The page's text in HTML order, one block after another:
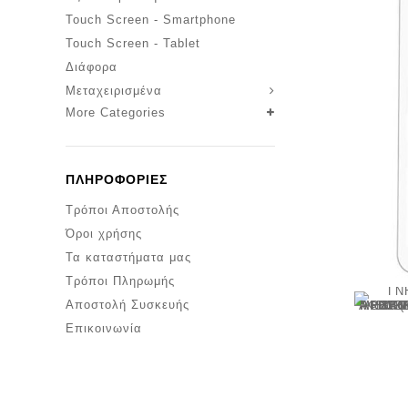
Touch Screen - Smartphone
Touch Screen - Tablet
Διάφορα
Μεταχειρισμένα
More Categories
ΠΛΗΡΟΦΟΡΊΕΣ
Τρόποι Αποστολής
Όροι χρήσης
Τα καταστήματα μας
Τρόποι Πληρωμής
Αποστολή Συσκευής
Επικοινωνία